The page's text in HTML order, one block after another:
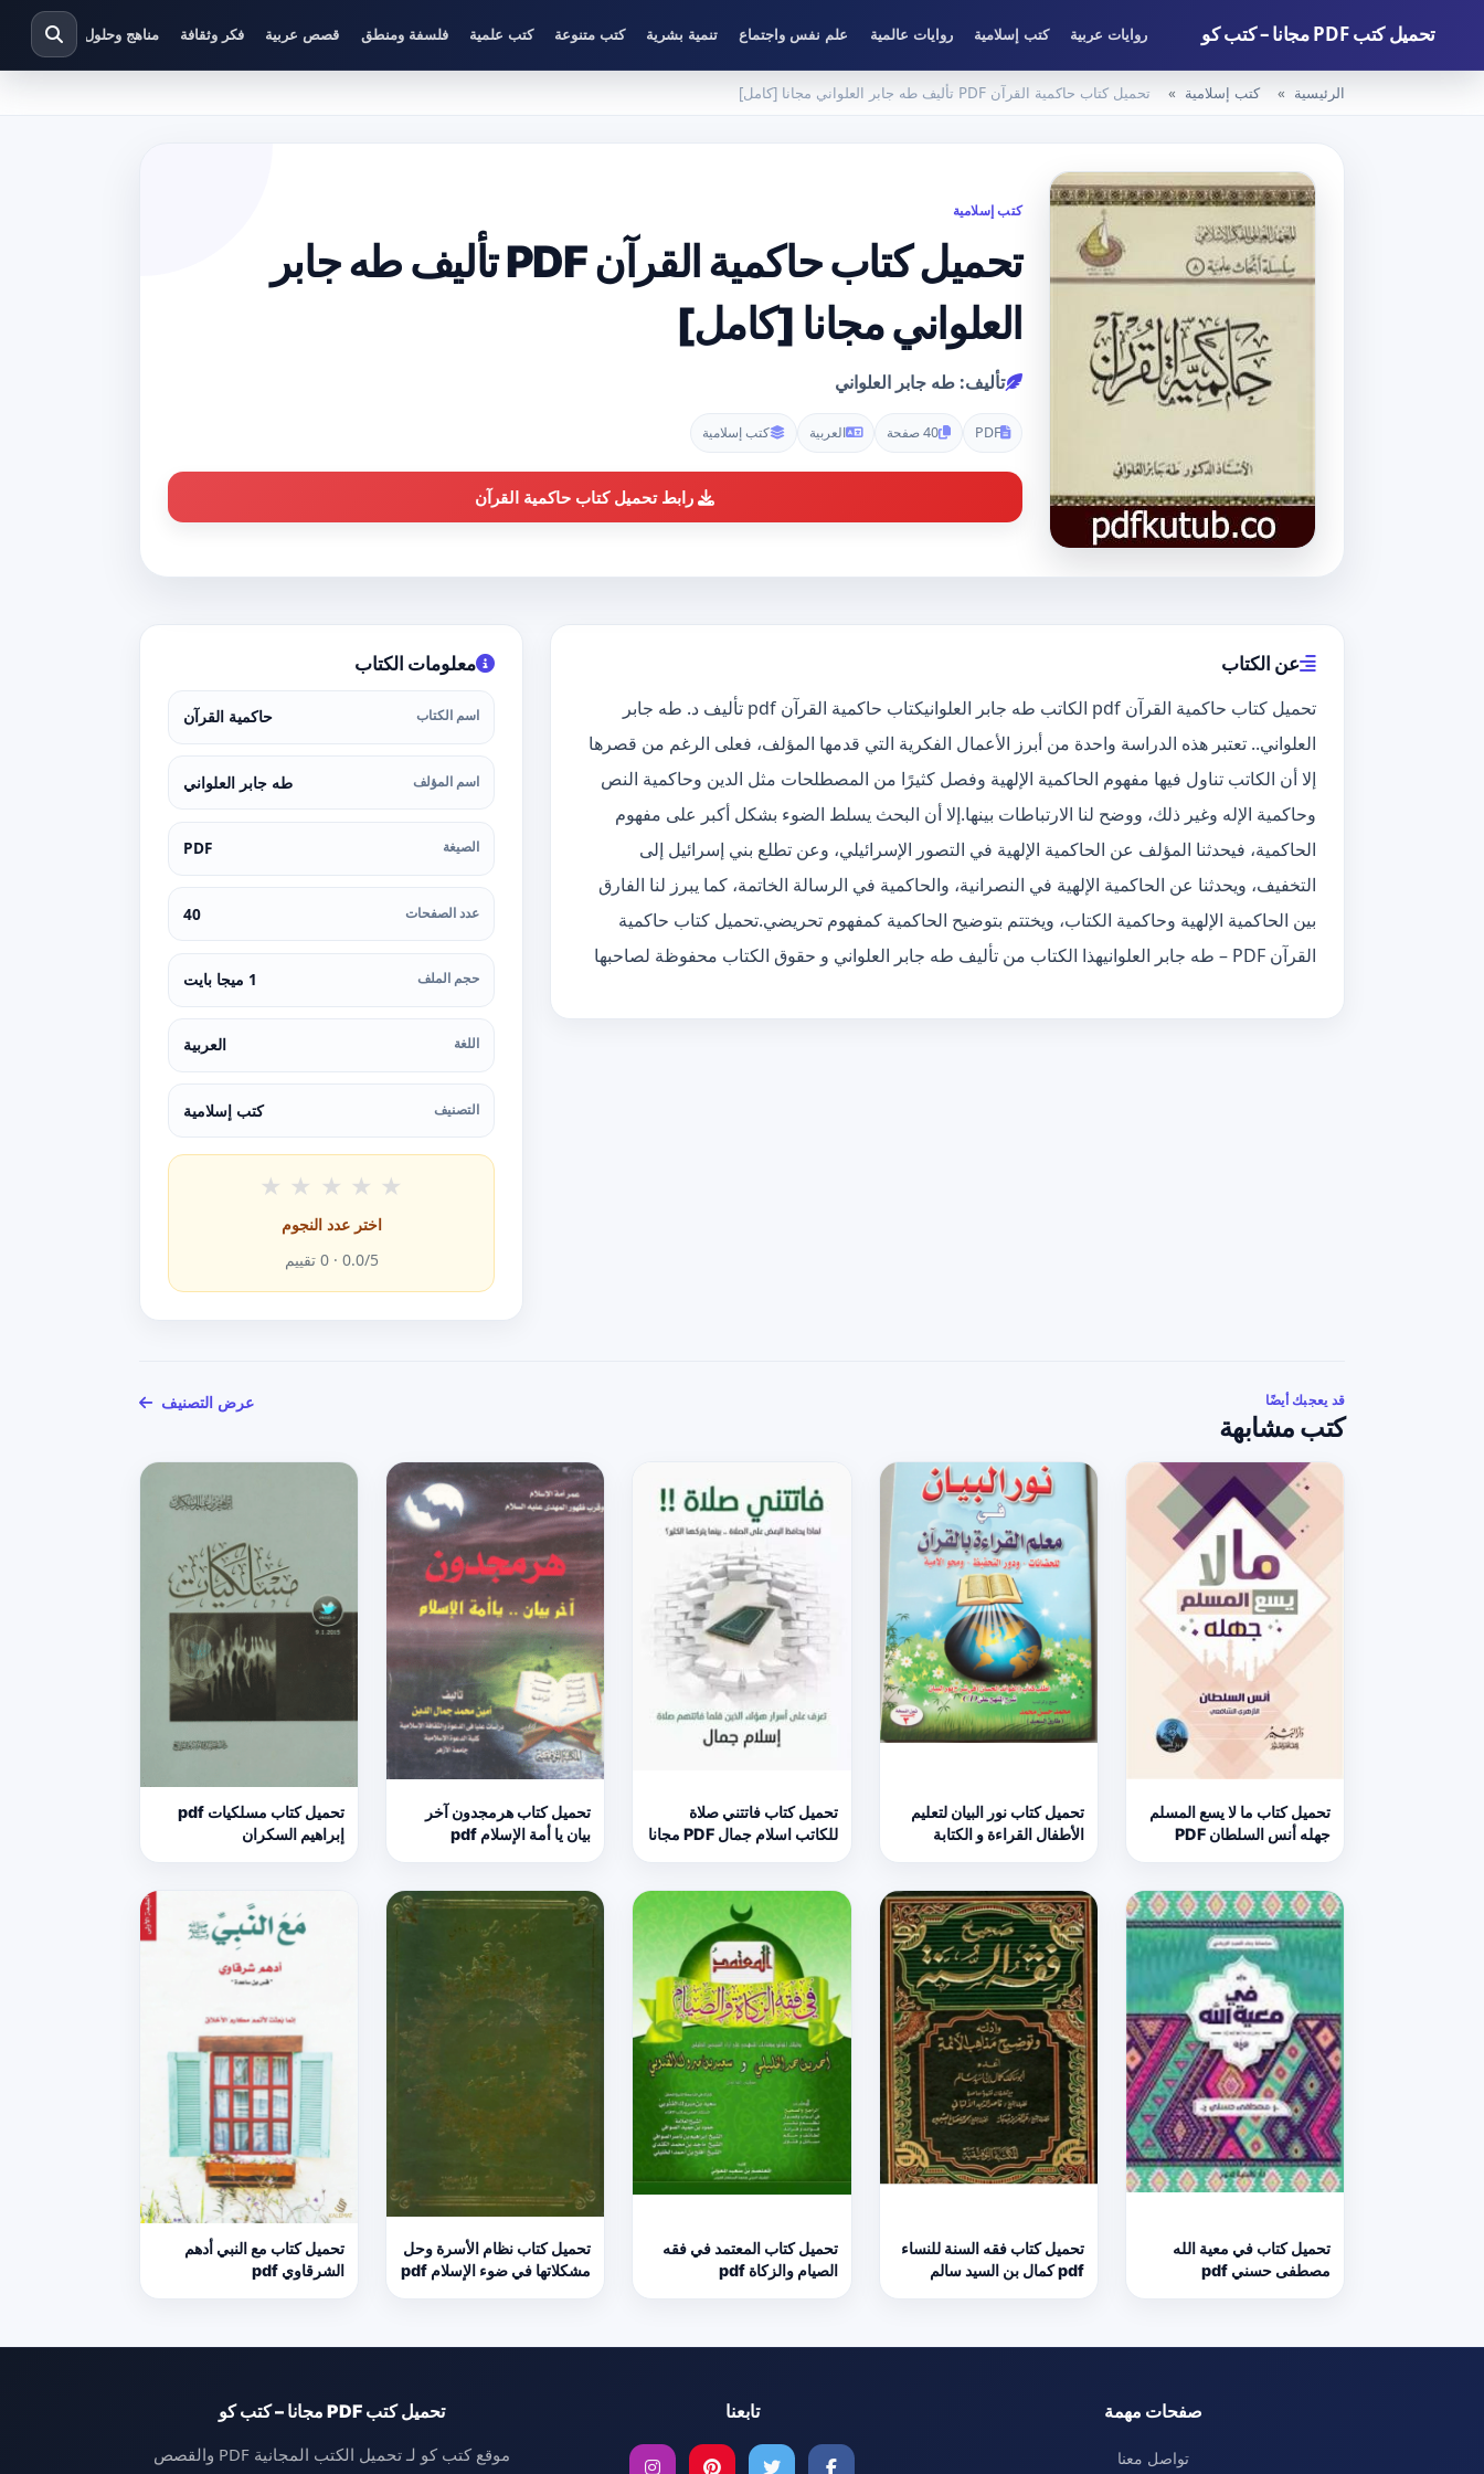
تحميل كتب PDF مجانا – كتب كو روايات عربية كتب إسلامية روايات عالمية علم نفس واجتماع تنمية بشرية كتب متنوعة كتب علمية فلسفة ومنطق قصص عربية فكر وثقافة مناهج وحلول دراسية
الرئيسية كتب إسلامية تحميل كتاب حاكمية القرآن PDF تأليف طه جابر العلواني مجانا [كامل]
كتب إسلامية
تحميل كتاب حاكمية القرآن PDF تأليف طه جابر
العلواني مجانا [كامل]
تأليف: طه جابر العلواني
PDF 40 صفحة العربية كتب إسلامية
رابط تحميل كتاب حاكمية القرآن
عن الكتاب
تحميل كتاب حاكمية القرآن pdf الكاتب طه جابر العلوانيكتاب حاكمية القرآن pdf تأليف د. طه جابر
العلواني.. تعتبر هذه الدراسة واحدة من أبرز الأعمال الفكرية التي قدمها المؤلف، فعلى الرغم من قصرها
إلا أن الكاتب تناول فيها مفهوم الحاكمية الإلهية وفصل كثيرًا من المصطلحات مثل الدين وحاكمية النص
وحاكمية الإله وغير ذلك، ووضح لنا الارتباطات بينها.إلا أن البحث يسلط الضوء بشكل أكبر على مفهوم
الحاكمية، فيحدثنا المؤلف عن الحاكمية الإلهية في التصور الإسرائيلي، وعن تطلع بني إسرائيل إلى
التخفيف، ويحدثنا عن الحاكمية الإلهية في النصرانية، والحاكمية في الرسالة الخاتمة، كما يبرز لنا الفارق
بين الحاكمية الإلهية وحاكمية الكتاب، ويختتم بتوضيح الحاكمية كمفهوم تحريضي.تحميل كتاب حاكمية
القرآن PDF – طه جابر العلوانيهذا الكتاب من تأليف طه جابر العلواني و حقوق الكتاب محفوظة لصاحبها
معلومات الكتاب
اسم الكتاب حاكمية القرآن
اسم المؤلف طه جابر العلواني
الصيغة PDF
عدد الصفحات 40
حجم الملف 1 ميجا بايت
اللغة العربية
التصنيف كتب إسلامية
★ ★ ★ ★ ★
اختر عدد النجوم
0.0/5 ·
0 تقييم
قد يعجبك أيضًا
كتب مشابهة
عرض التصنيف
تحميل كتاب ما لا يسع المسلم
جهله أنس السلطان PDF
تحميل كتاب نور البيان لتعليم
الأطفال القراءة و الكتابة
تحميل كتاب فاتتني صلاة
للكاتب اسلام جمال PDF مجانا
تحميل كتاب هرمجدون آخر
بيان يا أمة الإسلام pdf
تحميل كتاب مسلكيات pdf
إبراهيم السكران
تحميل كتاب في معية الله
مصطفى حسني pdf
تحميل كتاب فقه السنة للنساء
pdf كمال بن السيد سالم
تحميل كتاب المعتمد في فقه
الصيام والزكاة pdf
تحميل كتاب نظام الأسرة وحل
مشكلاتها في ضوء الإسلام pdf
تحميل كتاب مع النبي أدهم
الشرقاوي pdf
صفحات مهمة
تواصل معنا
تابعنا
تحميل كتب PDF مجانا – كتب كو
موقع كتب كو لـ تحميل الكتب المجانية PDF والقصص